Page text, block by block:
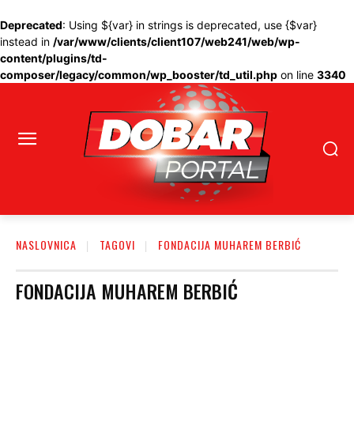
Deprecated: Using ${var} in strings is deprecated, use {$var}
instead in /var/www/clients/client107/web241/web/wp-
content/plugins/td-
composer/legacy/common/wp_booster/td_util.php on line 3340
NASLOVNICA TAGOVI FONDACIJA MUHAREM BERBIĆ
FONDACIJA MUHAREM BERBIĆ